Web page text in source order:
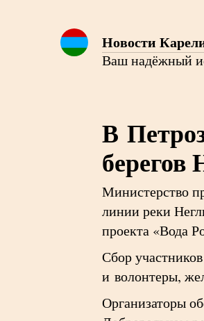
Новости
Ваш надёжный
В
берегов
Министерство
линии реки
проекта «Вода
Сбор
и волонтеры,
Организаторы